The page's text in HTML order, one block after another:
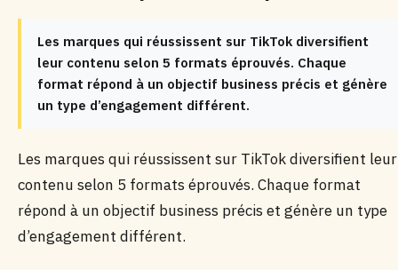
Les marques qui réussissent sur TikTok diversifient
leur contenu selon 5 formats éprouvés. Chaque
format répond à un objectif business précis et génère
un type d’engagement différent.
Les marques qui réussissent sur TikTok diversifient leur
contenu selon 5 formats éprouvés. Chaque format
répond à un objectif business précis et génère un type
d’engagement différent.